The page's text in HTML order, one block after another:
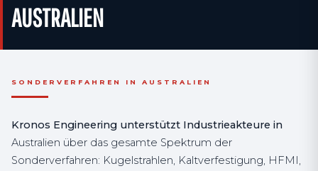
AUSTRALIEN
SONDERVERFAHREN IN AUSTRALIEN
Kronos Engineering unterstützt Industrieakteure in
Australien über das gesamte Spektrum der
Sonderverfahren: Kugelstrahlen, Kaltverfestigung, HFMI,